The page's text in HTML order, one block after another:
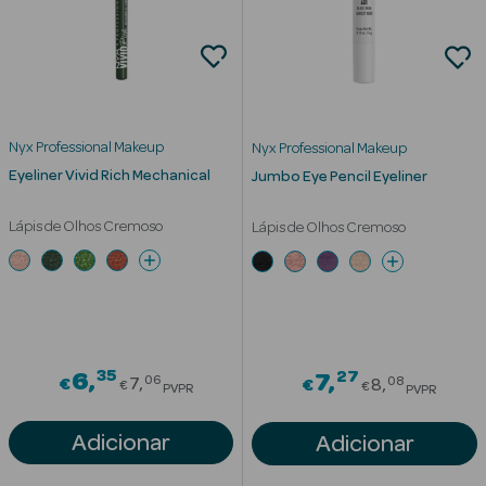
Solares de
Corpo
Protetores
Autobronzeadores
Protetores
Lábios
Nyx Professional Makeup
Eyeliner Vivid Rich Mechanical
Lápis de Olhos Cremoso
€6 35Price reduced from
€ 7 06
PVPR
Adicionar
Nyx Professional Makeup
Jumbo Eye Pencil Eyeliner
Lápis de Olhos Cremoso
€7 27Price
€8 08
PVPR
Adicionar